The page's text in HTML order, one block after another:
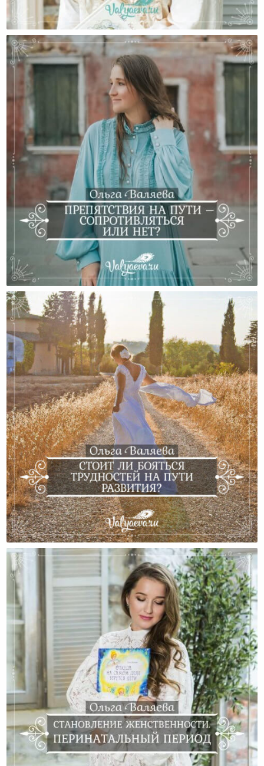
Спасибо Тем, Кто Помог Мне В Самом Начале Пути!
Препятствия На Пути – Сопротивляться Или Нет?
Стоит Ли Бояться Трудностей На Пути Развития?